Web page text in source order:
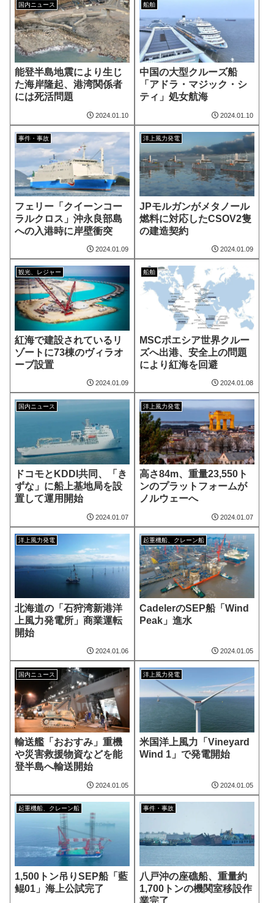
国内ニュース
能登半島地震により生じ
た海岸隆起、港湾関係者
には死活問題
2024.01.10
船舶
中国の大型クルーズ船
「アドラ・マジック・シ
ティ」処女航海
2024.01.10
事件・事故
フェリー「クイーンコー
ラルクロス」沖永良部島
への入港時に岸壁衝突
2024.01.09
洋上風力発電
JPモルガンがメタノール
燃料に対応したCSOV2隻
の建造契約
2024.01.09
観光、レジャー
紅海で建設されているリ
ゾートに73棟のヴィラオ
ーブ設置
2024.01.09
船舶
MSCポエシア世界クルー
ズへ出港、安全上の問題
により紅海を回避
2024.01.08
国内ニュース
ドコモとKDDI共同、「き
ずな」に船上基地局を設
置して運用開始
2024.01.07
洋上風力発電
高さ84m、重量23,550ト
ンのプラットフォームが
ノルウェーへ
2024.01.07
洋上風力発電
北海道の「石狩湾新港洋
上風力発電所」商業運転
開始
2024.01.06
起重機船、クレーン船
CadelerのSEP船「Wind
Peak」進水
2024.01.05
国内ニュース
輸送艦「おおすみ」重機
や災害救援物資などを能
登半島へ輸送開始
2024.01.05
洋上風力発電
米国洋上風力「Vineyard
Wind 1」で発電開始
2024.01.05
起重機船、クレーン船
1,500トン吊りSEP船「藍
鲲01」海上公試完了
事件・事故
八戸沖の座礁船、重量約
1,700トンの機関室移設作
業完了